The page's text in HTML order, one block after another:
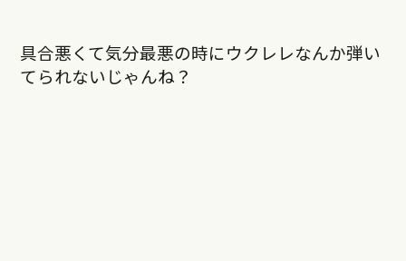
具合悪くて気分最悪の時にウクレレなんか弾い
てられないじゃんね？